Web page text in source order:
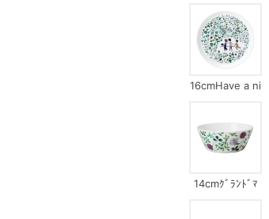
16cmHave a ni
14cmｸﾞﾗﾝﾄﾞﾏ